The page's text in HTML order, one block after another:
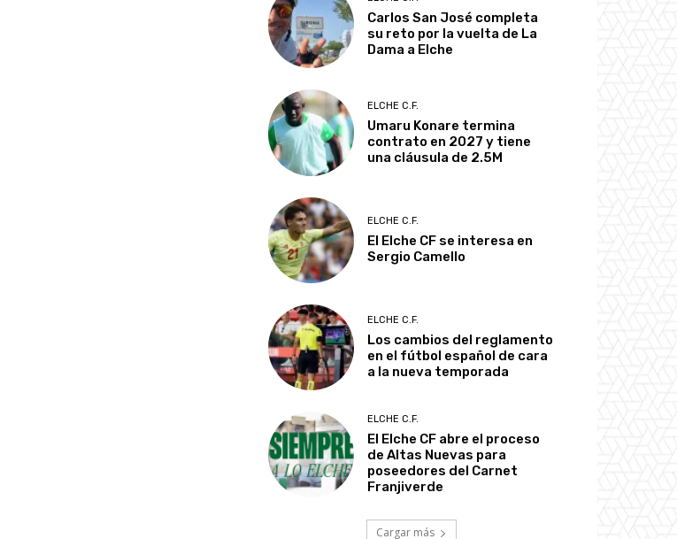
Carlos San José completa
su reto por la vuelta de La
Dama a Elche
ELCHE C.F.
Umaru Konare termina
contrato en 2027 y tiene
una cláusula de 2.5M
ELCHE C.F.
El Elche CF se interesa en
Sergio Camello
ELCHE C.F.
Los cambios del reglamento
en el fútbol español de cara
a la nueva temporada
ELCHE C.F.
El Elche CF abre el proceso
de Altas Nuevas para
poseedores del Carnet
Franjiverde
Cargar más